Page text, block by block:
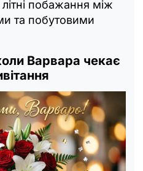
побажання між
та побутовими
Варвара чекає